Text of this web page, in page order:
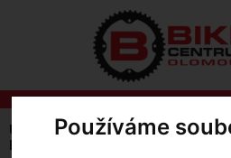
Používáme
Úvodní strana Výbava pro
Dámské